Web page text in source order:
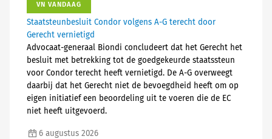
VN VANDAAG
Staatsteunbesluit Condor volgens A-G terecht door
Gerecht vernietigd
Advocaat-generaal Biondi concludeert dat het Gerecht het
besluit met betrekking tot de goedgekeurde staatssteun
voor Condor terecht heeft vernietigd. De A-G overweegt
daarbij dat het Gerecht niet de bevoegdheid heeft om op
eigen initiatief een beoordeling uit te voeren die de EC
niet heeft uitgevoerd.
6 augustus 2026